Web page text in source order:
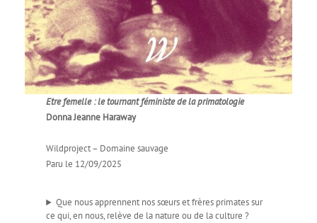
Etre femelle : le tournant féministe de la primatologie
Donna Jeanne Haraway
Wildproject – Domaine sauvage
Paru le 12/09/2025
Que nous apprennent nos sœurs et frères ­primates sur
ce qui, en nous, relève de la nature ou de la culture ?